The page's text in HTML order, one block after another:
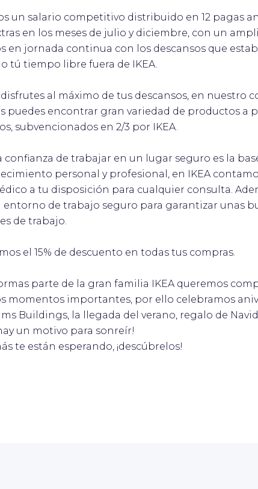
un salario competitivo distribuido en 12 pagas
en los meses de julio y diciembre, con un
en jornada continua con los descansos que
tú tiempo libre fuera de IKEA.
disfrutes al máximo de tus descansos, en nuestro
puedes encontrar gran variedad de productos a
subvencionados en 2/3 por IKEA.
confianza de trabajar en un lugar seguro es la
personal y profesional, en IKEA
a tu disposición para cualquier consulta.
entorno de trabajo seguro para garantizar unas
de trabajo.
el 15% de descuento en todas tus compras.
parte de la gran familia IKEA queremos
momentos importantes, por ello celebramos
Buildings, la llegada del verano, regalo de
un motivo para sonreír!
te están esperando, ¡descúbrelos!